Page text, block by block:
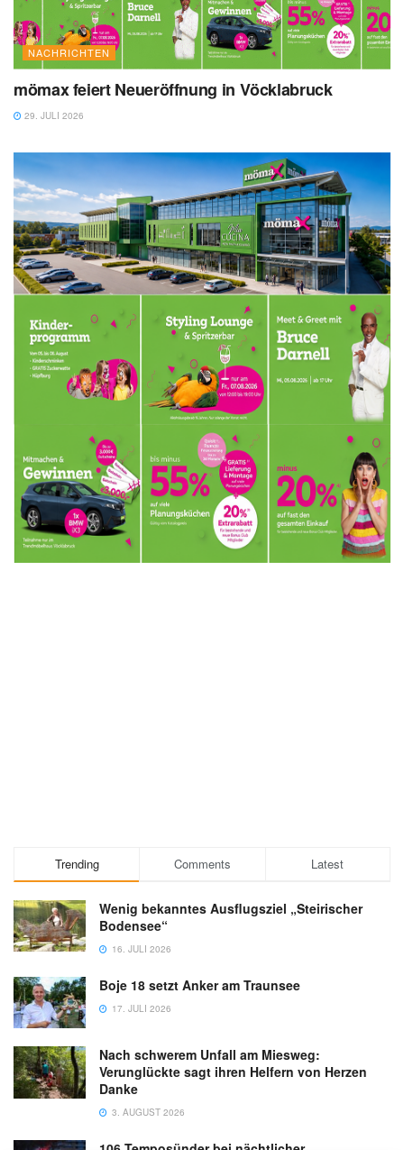
NACHRICHTEN
mömax feiert Neueröffnung in Vöcklabruck
29. JULI 2026
Trending Comments Latest
Wenig bekanntes Ausflugsziel „Steirischer
Bodensee“
16. JULI 2026
Boje 18 setzt Anker am Traunsee
17. JULI 2026
Nach schwerem Unfall am Miesweg:
Verunglückte sagt ihren Helfern von Herzen
Danke
3. AUGUST 2026